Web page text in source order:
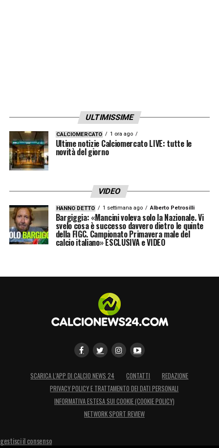
ULTIMISSIME
CALCIOMERCATO 1 ora ago
Ultime notizie Calciomercato LIVE: tutte le
novità del giorno
VIDEO
HANNO DETTO 1 settimana ago Alberto Petrosilli
Bargiggia: «Mancini voleva solo la Nazionale. Vi
svelo cosa è successo davvero dietro le quinte
della FIGC. Campionato Primavera male del
calcio italiano» ESCLUSIVA e VIDEO
SCARICA L’APP DI CALCIO NEWS 24 CONTATTI
REDAZIONE
PRIVACY POLICY E TRATTAMENTO DEI DATI PERSONALI
INFORMATIVA ESTESA SUI COOKIE (COOKIE POLICY)
NETWORK SPORT REVIEW
gestisci il consenso